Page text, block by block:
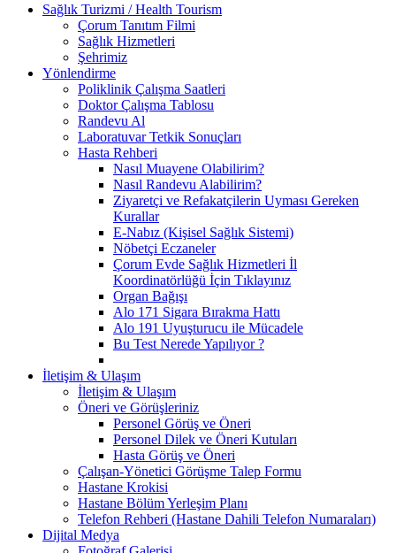
Sağlık Turizmi / Health Tourism
Çorum Tanıtım Filmi
Sağlık Hizmetleri
Şehrimiz
Yönlendirme
Poliklinik Çalışma Saatleri
Doktor Çalışma Tablosu
Randevu Al
Laboratuvar Tetkik Sonuçları
Hasta Rehberi
Nasıl Muayene Olabilirim?
Nasıl Randevu Alabilirim?
Ziyaretçi ve Refakatçilerin Uyması Gereken
Kurallar
E-Nabız (Kişisel Sağlık Sistemi)
Nöbetçi Eczaneler
Çorum Evde Sağlık Hizmetleri İl
Koordinatörlüğü İçin Tıklayınız
Organ Bağışı
Alo 171 Sigara Bırakma Hattı
Alo 191 Uyuşturucu ile Mücadele
Bu Test Nerede Yapılıyor ?
İletişim & Ulaşım
İletişim & Ulaşım
Öneri ve Görüşleriniz
Personel Görüş ve Öneri
Personel Dilek ve Öneri Kutuları
Hasta Görüş ve Öneri
Çalışan-Yönetici Görüşme Talep Formu
Hastane Krokisi
Hastane Bölüm Yerleşim Planı
Telefon Rehberi (Hastane Dahili Telefon Numaraları)
Dijital Medya